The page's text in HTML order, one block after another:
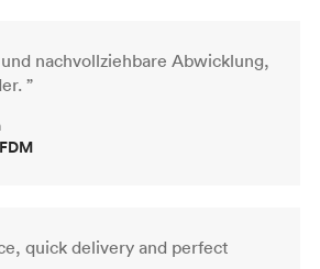
nachvollziehbare Abwicklung,
”
quick delivery and perfect